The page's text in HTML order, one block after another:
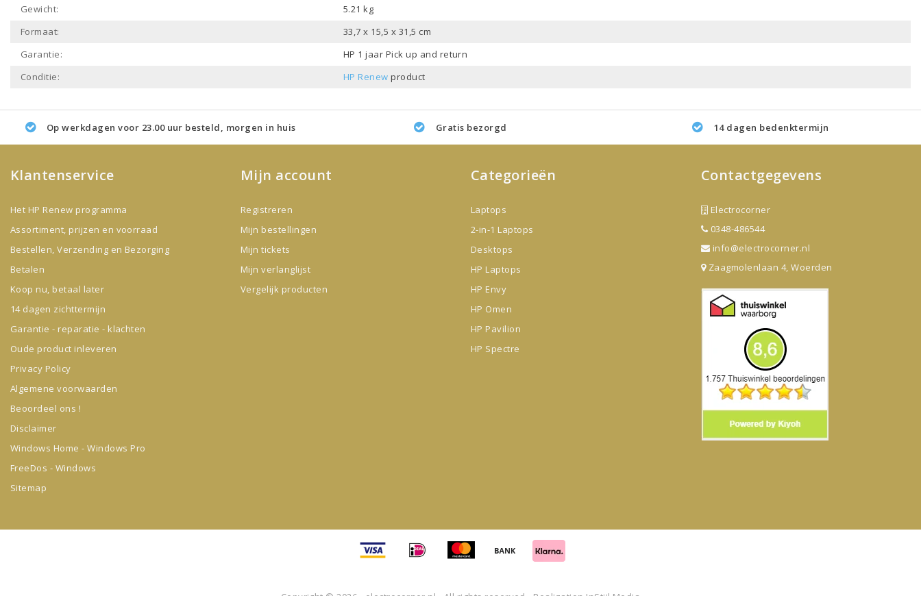
Gewicht:
5.21 kg
Formaat:
33,7 x 15,5 x 31,5 cm
Garantie:
HP 1 jaar Pick up and return
Conditie:
HP Renew product
Op werkdagen voor 23.00 uur besteld, morgen in huis Gratis bezorgd 14 dagen bedenktermijn
Klantenservice
Het HP Renew programma
Assortiment, prijzen en voorraad
Bestellen, Verzending en Bezorging
Betalen
Koop nu, betaal later
14 dagen zichttermijn
Garantie - reparatie - klachten
Oude product inleveren
Privacy Policy
Algemene voorwaarden
Beoordeel ons !
Disclaimer
Windows Home - Windows Pro
FreeDos - Windows
Sitemap
Mijn account
Registreren
Mijn bestellingen
Mijn tickets
Mijn verlanglijst
Vergelijk producten
Categorieën
Laptops
2-in-1 Laptops
Desktops
HP Laptops
HP Envy
HP Omen
HP Pavilion
HP Spectre
Contactgegevens
Electrocorner
0348-486544
info@electrocorner.nl
Zaagmolenlaan 4, Woerden